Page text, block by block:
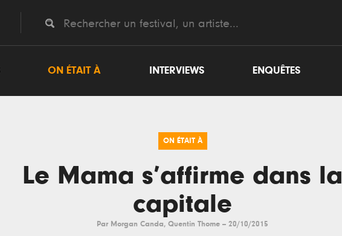
ON ÉTAIT À INTERVIEWS ENQUÊTES
ON ÉTAIT À
Le Mama s’affirme dans la
capitale
Par Morgan Canda, Quentin Thome -- 20/10/2015